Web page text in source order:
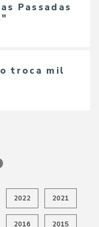
Passadas
troca mil
2022 2021
2016 2015